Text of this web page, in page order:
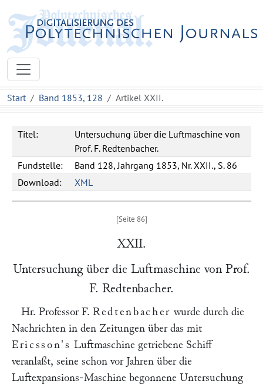
Start Band 1853, 128 Artikel XXII.
Titel:
Untersuchung über die Luftmaschine von
Prof. F. Redtenbacher.
Fundstelle:
Band 128, Jahrgang 1853, Nr. XXII., S. 86
Download:
XML
XXII.
Untersuchung über die Luftmaschine von Prof.
F. Redtenbacher.
Hr. Professor F. Redtenbacher wurde durch die
Nachrichten in den Zeitungen über das mit
Ericsson's Luftmaschine getriebene Schiff
veranlaßt, seine schon vor Jahren über die
Luftexpansions-Maschine begonnene Untersuchung